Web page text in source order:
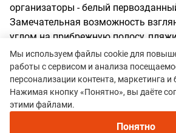
организаторы - белый
Замечательная возможность
углом на прибрежную полосу,
издалека оценить вид на город с
Недостатки:Недостатки, они же
требует очень много сил. Особо не
проваливаются) догнать группу,
тяжело.
Мы используем файлы cookie для
работы с сервисом и анализа
персонализации контента, маркетинга и
Нажимая кнопку «Понятно», вы даёте
этими файлами.
Понятно